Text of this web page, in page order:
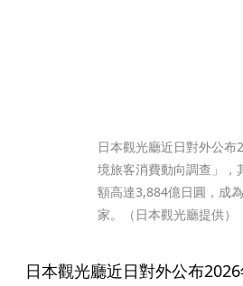
日本觀光廳近日對外公布
境旅客消費動向調查」，
額高達3,884億日圓，成
家。（日本觀光廳提供）
日本觀光廳近日對外公布